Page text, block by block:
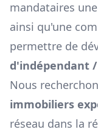
mandataires
ainsi qu'une
permettre de
d'indépendant
Nous
immobiliers
réseau dans la